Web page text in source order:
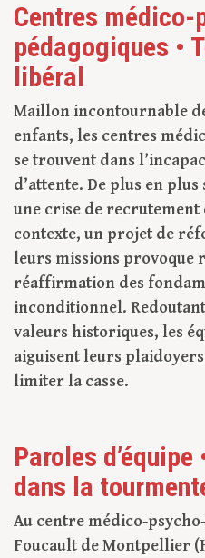
Centres médico-
pédagogiques •
libéral
Maillon incontournable
enfants, les centres
se trouvent dans
d’attente. De plus en
une crise de recrutement
contexte, un projet de
leurs missions provoque
réaffirmation des
inconditionnel.
valeurs historiques, les
aiguisent leurs
limiter la casse.
Paroles
dans la
Au centre médico-
Foucault de Montpellier